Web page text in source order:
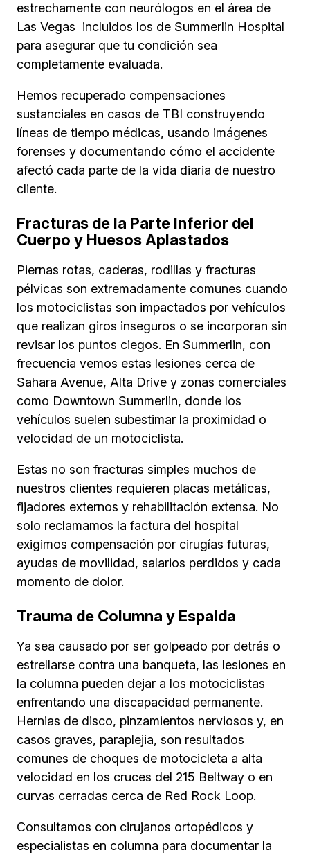
estrechamente con neurólogos en el área de
Las Vegas incluidos los de Summerlin Hospital
para asegurar que tu condición sea
completamente evaluada.
Hemos recuperado compensaciones
sustanciales en casos de TBI construyendo
líneas de tiempo médicas, usando imágenes
forenses y documentando cómo el accidente
afectó cada parte de la vida diaria de nuestro
cliente.
Fracturas de la Parte Inferior del
Cuerpo y Huesos Aplastados
Piernas rotas, caderas, rodillas y fracturas
pélvicas son extremadamente comunes cuando
los motociclistas son impactados por vehículos
que realizan giros inseguros o se incorporan sin
revisar los puntos ciegos. En Summerlin, con
frecuencia vemos estas lesiones cerca de
Sahara Avenue, Alta Drive y zonas comerciales
como Downtown Summerlin, donde los
vehículos suelen subestimar la proximidad o
velocidad de un motociclista.
Estas no son fracturas simples muchos de
nuestros clientes requieren placas metálicas,
fijadores externos y rehabilitación extensa. No
solo reclamamos la factura del hospital
exigimos compensación por cirugías futuras,
ayudas de movilidad, salarios perdidos y cada
momento de dolor.
Trauma de Columna y Espalda
Ya sea causado por ser golpeado por detrás o
estrellarse contra una banqueta, las lesiones en
la columna pueden dejar a los motociclistas
enfrentando una discapacidad permanente.
Hernias de disco, pinzamientos nerviosos y, en
casos graves, paraplejia, son resultados
comunes de choques de motocicleta a alta
velocidad en los cruces del 215 Beltway o en
curvas cerradas cerca de Red Rock Loop.
Consultamos con cirujanos ortopédicos y
especialistas en columna para documentar la